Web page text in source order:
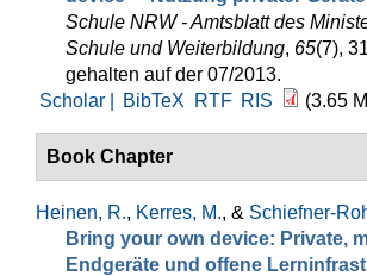
Schule NRW - Amtsblatt des
Schule und Weiterbildung, 65(7),
gehalten auf der 07/2013.
Scholar |
BibTeX RTF RIS (3.65
Book Chapter
Heinen, R., Kerres, M., & Schiefner-
Bring your own device: Private,
Endgeräte und offene